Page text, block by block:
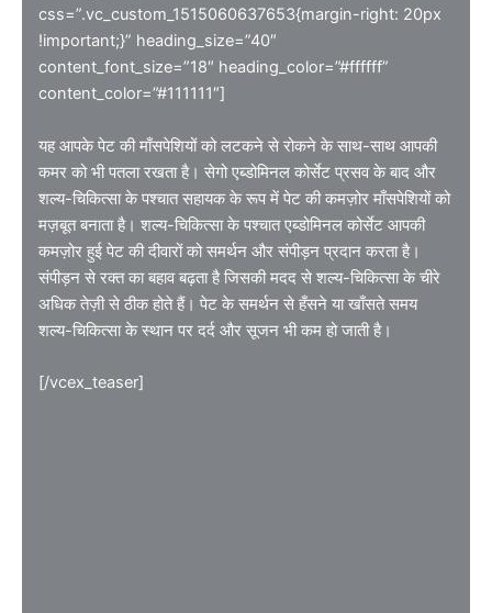
css=”.vc_custom_1515060637653{margin-right: 20px
!important;}” heading_size=”40″
content_font_size=”18″ heading_color=”#ffffff”
content_color=”#111111″]
यह आपके पेट की माँसपेशियों को लटकने से रोकने के साथ-साथ आपकी
कमर को भी पतला रखता है। सेगो एब्डोमिनल कोर्सेट प्रसव के बाद और
शल्य-चिकित्सा के पश्चात सहायक के रूप में पेट की कमज़ोर माँसपेशियों को
मज़बूत बनाता है। शल्य-चिकित्सा के पश्चात एब्डोमिनल कोर्सेट आपकी
कमज़ोर हुई पेट की दीवारों को समर्थन और संपीड़न प्रदान करता है।
संपीड़न से रक्त का बहाव बढ़ता है जिसकी मदद से शल्य-चिकित्सा के चीरे
अधिक तेज़ी से ठीक होते हैं। पेट के समर्थन से हँसने या खाँसते समय
शल्य-चिकित्सा के स्थान पर दर्द और सूजन भी कम हो जाती है।
[/vcex_teaser]